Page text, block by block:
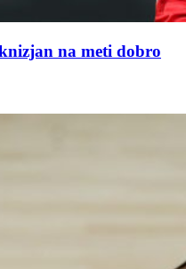
na meti dobro